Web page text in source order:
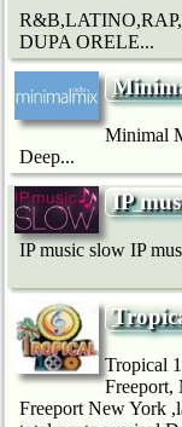
DUPA ORELE...
Minimal
Deep...
IP
IP music slow IP
Tropical
Freeport,
Freeport New York